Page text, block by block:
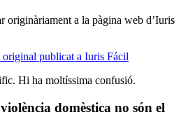
originàriament a la pàgina web d’Iuris
original publicat a Iuris Fácil
Hi ha moltíssima confusió.
domèstica no són el